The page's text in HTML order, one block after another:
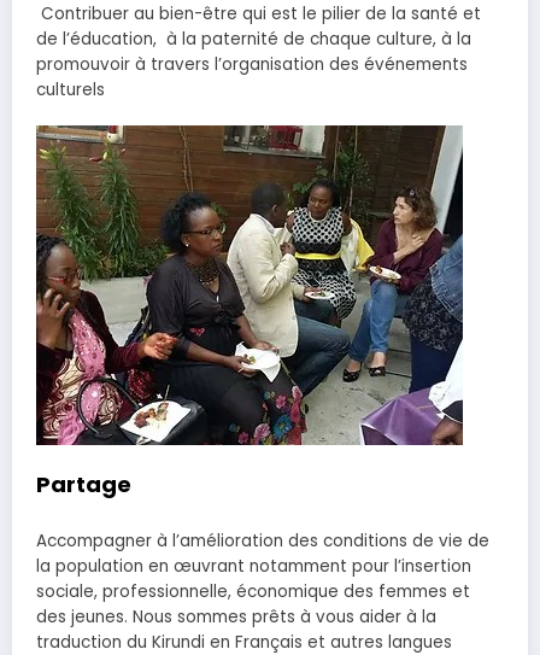
Contribuer au bien-être qui est le pilier de la santé et
de l’éducation, à la paternité de chaque culture, à la
promouvoir à travers l’organisation des événements
culturels
Partage
Accompagner à l’amélioration des conditions de vie de
la population en œuvrant notamment pour l’insertion
sociale, professionnelle, économique des femmes et
des jeunes. Nous sommes prêts à vous aider à la
traduction du Kirundi en Français et autres langues